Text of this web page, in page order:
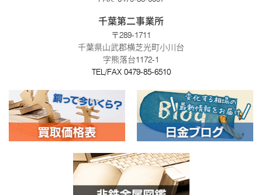
千葉第二事業所
〒289-1711
千葉県山武郡横芝光町小川台
字熊落台1172-1
TEL/FAX 0479-85-6510